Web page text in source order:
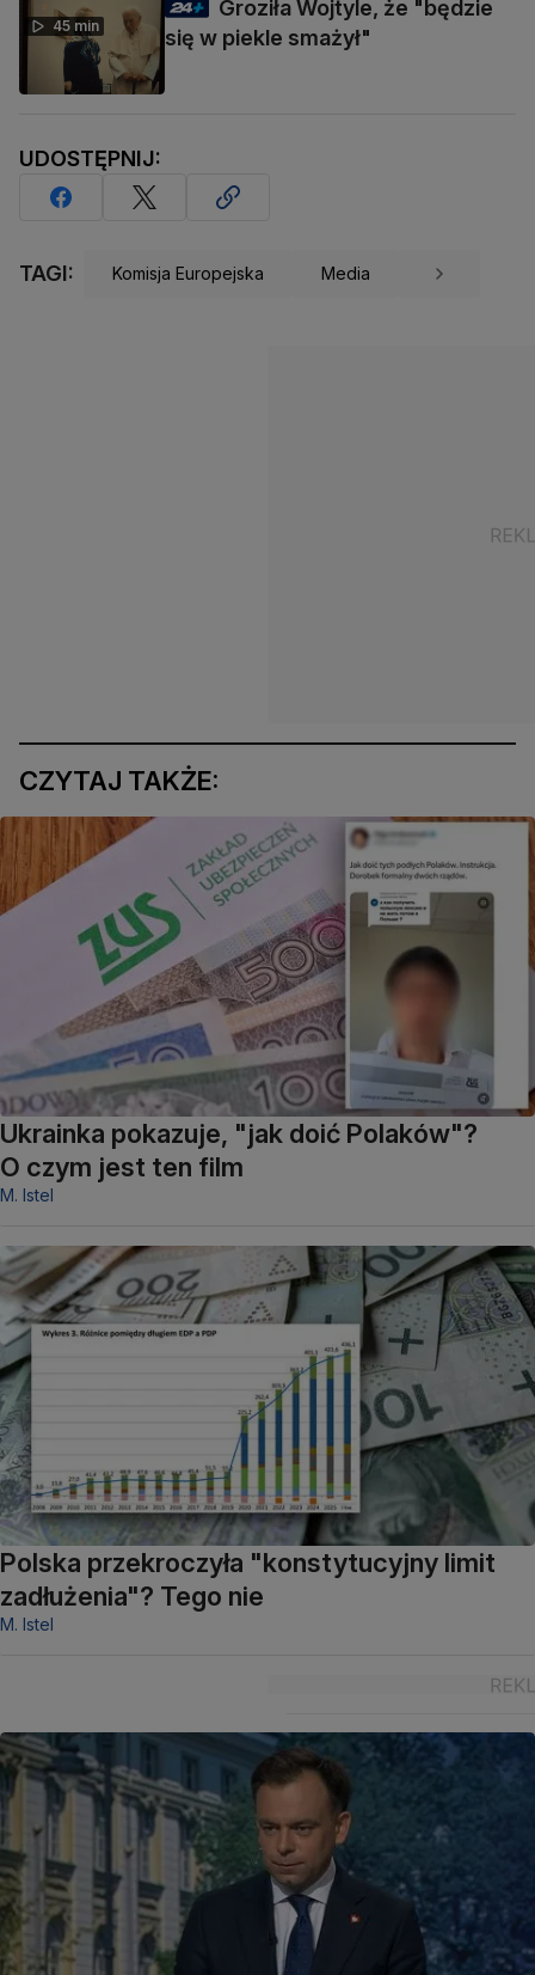
45 min
Groziła Wojtyle, że "będzie
się w piekle smażył"
UDOSTĘPNIJ:
TAGI: Komisja Europejska Media
CZYTAJ TAKŻE:
Ukrainka pokazuje, "jak doić Polaków"?
O czym jest ten film
M. Istel
Polska przekroczyła "konstytucyjny limit
zadłużenia"? Tego nie
M. Istel